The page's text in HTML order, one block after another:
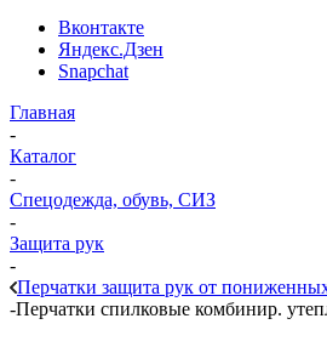
Вконтакте
Яндекс.Дзен
Snapchat
Главная
-
Каталог
-
Спецодежда, обувь, СИЗ
-
Защита рук
-
Перчатки защита рук от
-Перчатки спилковые комбинир.